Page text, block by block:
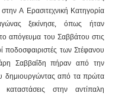
στην Α Ερασιτεχνική Κατηγορία
ξεκίνησε, όπως ήταν
απόγευμα του Σαββάτου στις
ποδοσφαιριστές των Στέφανου
Σαββαΐδη πήραν από την
δημιουργώντας από τα πρώτα
καταστάσεις στην αντίπαλη